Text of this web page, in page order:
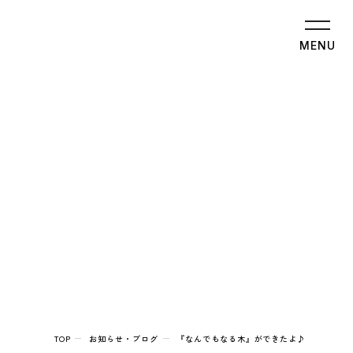
MENU
TOP お知らせ・ブログ 『なんでもなる木』ができたよ♪